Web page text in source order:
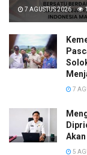
7 AGUSTUS 2026
7
Akan
5